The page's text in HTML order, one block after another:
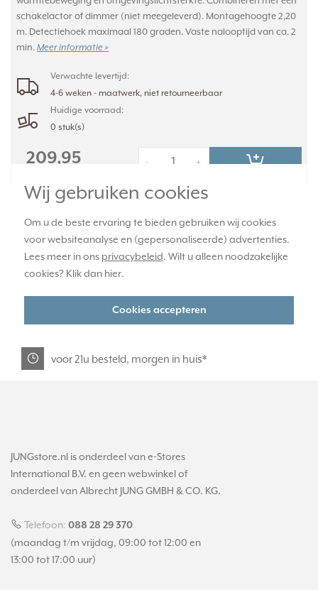
Wij gebruiken cookies
Om u de beste ervaring te bieden gebruiken wij cookies
voor websiteanalyse en (gepersonaliseerde) advertenties.
Lees meer in ons privacybeleid. Wilt u alleen noodzakelijke
cookies? Klik dan hier.
Cookies accepteren
schakelactor of dimmer (niet meegeleverd). Montagehoogte 2,20
m. Detectiehoek maximaal 180 graden. Vaste nalooptijd van ca. 2
min. Meer informatie »
Verwachte levertijd:
4-6 weken - maatwerk, niet retourneerbaar
Huidige voorraad:
0 stuk(s)
209,95 +
-
officiële JUNG dealer
365 dagen retourrecht
veilig kopen met kopersbescherming
voor 21u besteld, morgen in huis*
JUNGstore.nl is onderdeel van e-Stores
International B.V. en geen webwinkel of
onderdeel van Albrecht JUNG GMBH & CO. KG.
Telefoon: 088 28 29 370
(maandag t/m vrijdag, 09:00 tot 12:00 en
13:00 tot 17:00 uur)